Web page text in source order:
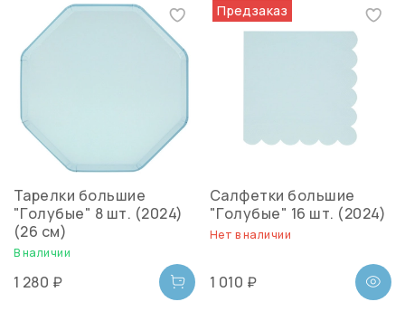
Тарелки большие
"Голубые" 8 шт. (2024)
(26 см)
В наличии
1 280 ₽
Предзаказ
Салфетки большие
"Голубые" 16 шт. (2024)
Нет в наличии
1 010 ₽